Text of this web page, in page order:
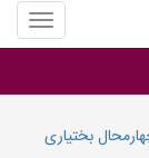
منوی
سایت
سرا
بختیاری